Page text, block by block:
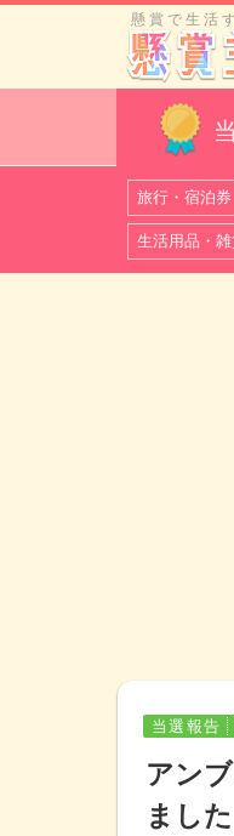
懸賞で生活
旅行・宿泊券
生活用品・
当選報告
アン
ました